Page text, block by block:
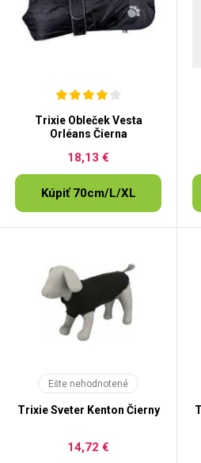
Trixie Obleček Vesta
Orléans Čierna
18,13 €
Kúpiť 70cm/L/XL
Ešte nehodnotené
Trixie Sveter Kenton Čierny
14,72 €